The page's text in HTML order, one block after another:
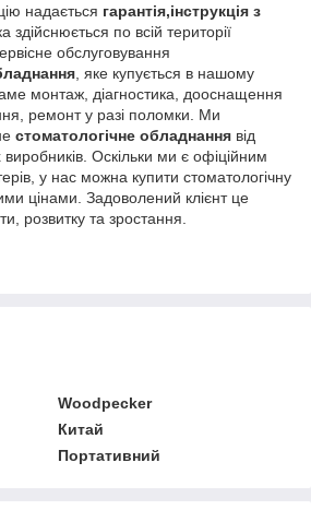
надається гарантія,інструкція з
здійснюється по всій території
обслуговування
, яке купується в нашому
монтаж, діагностика, дооснащення
ремонт у разі поломки. Ми
стоматологічне обладнання від
виробників. Оскільки ми є офіційним
у нас можна купити стоматологічну
цінами. Задоволений клієнт це
розвитку та зростання.
Woodpecker
Китай
Портативний